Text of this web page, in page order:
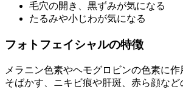
毛穴の開き、黒ずみが気になる
たるみや小じわが気になる
フォトフェイシャルの特徴
メラニン色素やヘモグロビンの色素に
そばかす、ニキビ痕や肝斑、赤ら顔など